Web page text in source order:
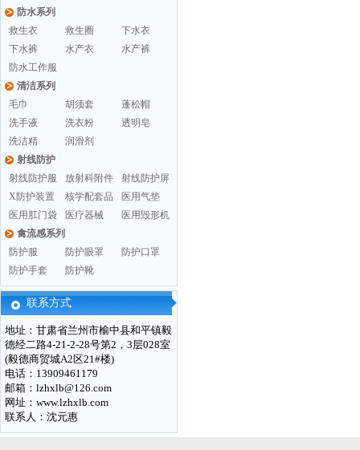
防水系列
救生衣
救生圈
下水衣
下水裤
水产衣
水产裤
防水工作服
清洁系列
毛巾
胡须套
蓬松帽
洗手液
洗衣粉
透明皂
洗洁精
润滑剂
射线防护
射线防护服
放射科附件
射线防护屏
X防护装置
核学配套品
医用气垫
医用肛门袋
医疗器械
医用毁形机
禽流感系列
防护服
防护眼罩
防护口罩
防护手套
防护靴
联系方式
地址：甘肃省兰州市榆中县和平镇毅
德经二路4-21-2-28号第2，3层028室
(毅德商贸城A2区21#楼)
电话：13909461179
邮箱：lzhxlb@126.com
网址：www.lzhxlb.com
联系人：沈元惠